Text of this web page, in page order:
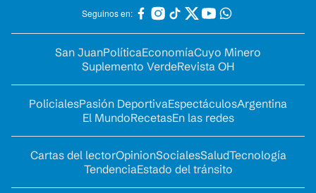
Seguinos en:
San JuanPolíticaEconomíaCuyo Minero
Suplemento VerdeRevista OH
PolicialesPasión DeportivaEspectáculosArgentina
El MundoRecetasEn las redes
Cartas del lectorOpinionSocialesSaludTecnología
TendenciaEstado del tránsito